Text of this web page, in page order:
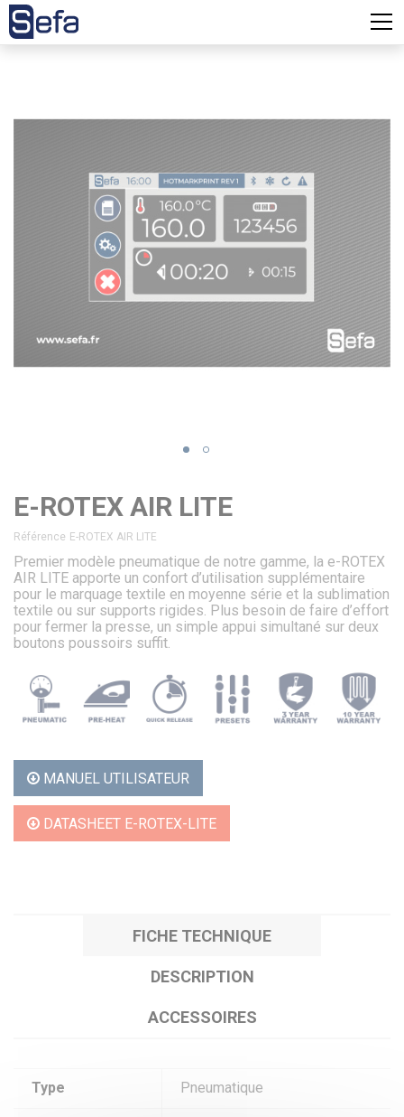
E-ROTEX AIR LITE
Référence E-ROTEX AIR LITE
Premier modèle pneumatique de notre gamme, la e-ROTEX
AIR LITE apporte un confort d’utilisation supplémentaire
pour le marquage textile en moyenne série et la sublimation
textile ou sur supports rigides. Plus besoin de faire d’effort
pour fermer la presse, un simple appui simultané sur deux
boutons poussoirs suffit.
MANUEL UTILISATEUR
DATASHEET E-ROTEX-LITE
FICHE TECHNIQUE
DESCRIPTION
ACCESSOIRES
Type Pneumatique